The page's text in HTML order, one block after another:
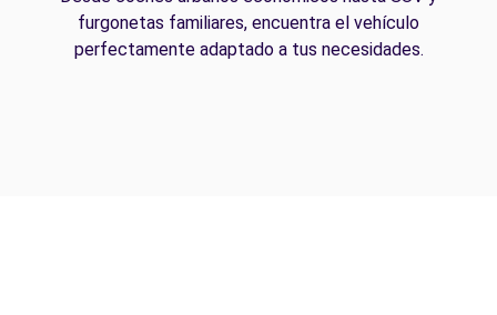
furgonetas familiares, encuentra el vehículo
perfectamente adaptado a tus necesidades.